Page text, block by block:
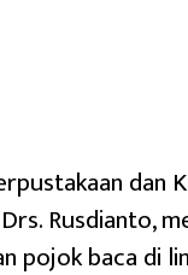
dan
Rusdianto,
pojok baca di